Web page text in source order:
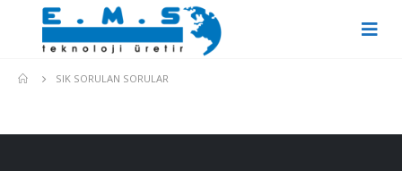
SIK SORULAN SORULAR